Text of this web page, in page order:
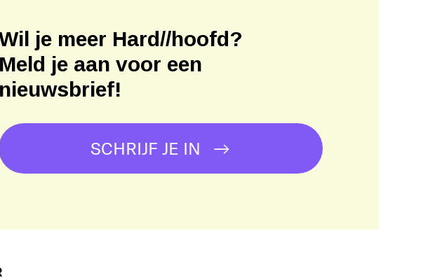
je meer Hard//hoofd?
Meld je aan voor een
nieuwsbrief!
SCHRIJF JE IN